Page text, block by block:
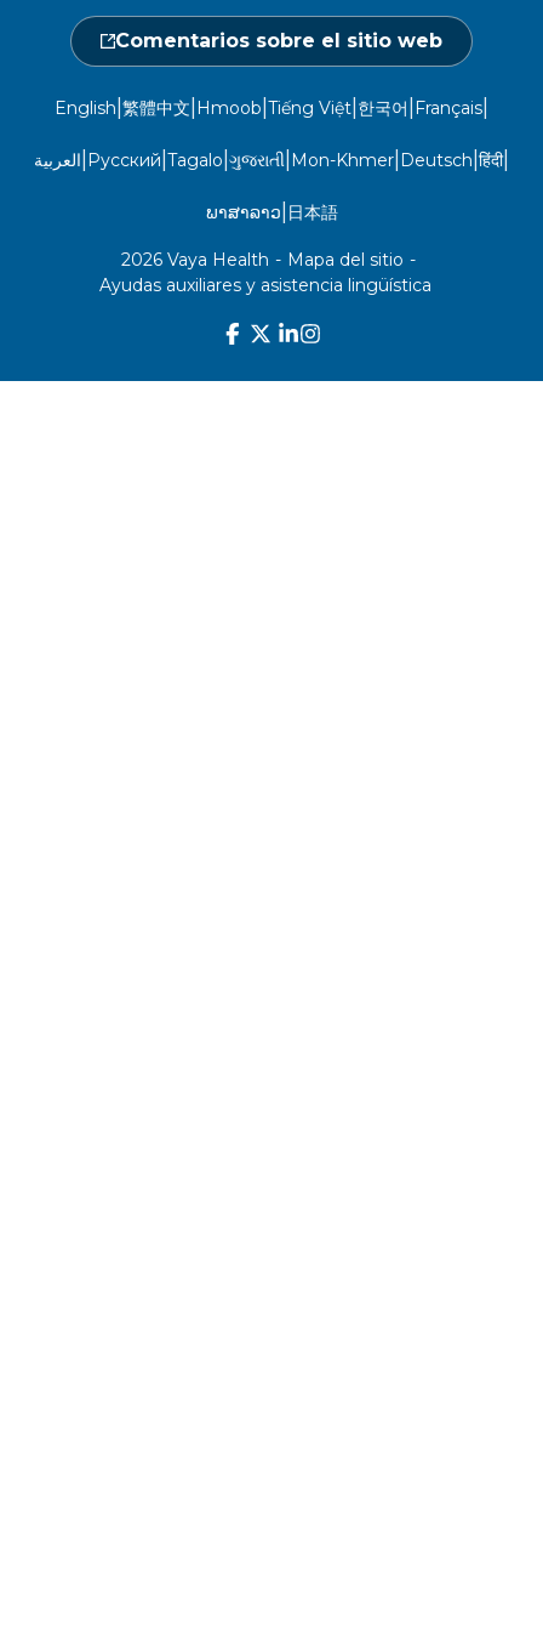
24 horas al día, 7 días a la semana
Comentarios sobre el sitio web
English|繁體中文|Hmoob|Tiếng Việt|한국어|Français|
العربية|Русский|Tagalo|ગુજરાતી|Mon-Khmer|Deutsch|हिंदी|
ພາສາລາວ| 日本語
2026 Vaya Health - Mapa del sitio -
Ayudas auxiliares y asistencia lingüística